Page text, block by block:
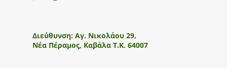
Διεύθυνση: Αγ. Νικολάου 29,
Νέα Πέραμος, Καβάλα Τ.Κ. 64007